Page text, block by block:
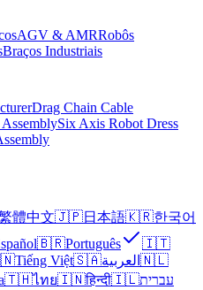
AGV & AMRRobôs
Braços Industriais
Drag Chain Cable
Six Axis Robot Dress
體中文🇯🇵日本語🇰🇷한국어
🇧🇷Português
🇮🇹
Tiếng Việt🇸🇦العربية 🇳🇱
🇹🇭ไทย🇮🇳हिन्दी🇮🇱עברית